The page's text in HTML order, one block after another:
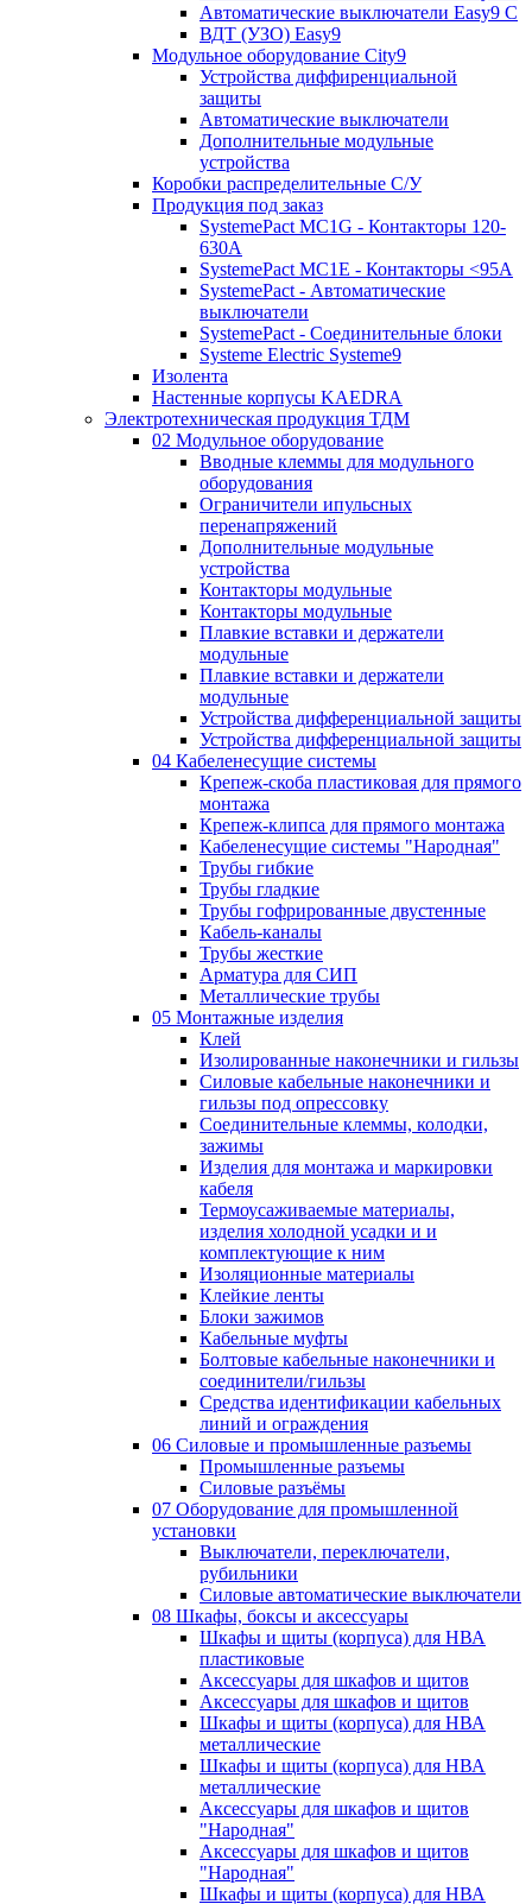
Автоматические выключатели Easy9 С
ВДТ (УЗО) Easy9
Модульное оборудование City9
Устройства диффиренциальной
защиты
Автоматические выключатели
Дополнительные модульные
устройства
Коробки распределительные C/У
Продукция под заказ
SystemePact MC1G - Контакторы 120-
630A
SystemePact MC1E - Контакторы <95A
SystemePact - Автоматические
выключатели
SystemePact - Соединительные блоки
Systeme Electric Systeme9
Изолента
Настенные корпусы KAEDRA
Электротехническая продукция ТДМ
02 Модульное оборудование
Вводные клеммы для модульного
оборудования
Ограничители ипульсных
перенапряжений
Дополнительные модульные
устройства
Контакторы модульные
Контакторы модульные
Плавкие вставки и держатели
модульные
Плавкие вставки и держатели
модульные
Устройства дифференциальной защиты
Устройства дифференциальной защиты
04 Кабеленесущие системы
Крепеж-скоба пластиковая для прямого
монтажа
Крепеж-клипса для прямого монтажа
Кабеленесущие системы "Народная"
Трубы гибкие
Трубы гладкие
Трубы гофрированные двустенные
Кабель-каналы
Трубы жесткие
Арматура для СИП
Металлические трубы
05 Монтажные изделия
Клей
Изолированные наконечники и гильзы
Силовые кабельные наконечники и
гильзы под опрессовку
Соединительные клеммы, колодки,
зажимы
Изделия для монтажа и маркировки
кабеля
Термоусаживаемые материалы,
изделия холодной усадки и и
комплектующие к ним
Изоляционные материалы
Клейкие ленты
Блоки зажимов
Кабельные муфты
Болтовые кабельные наконечники и
соединители/гильзы
Средства идентификации кабельных
линий и ограждения
06 Силовые и промышленные разъемы
Промышленные разъемы
Силовые разъёмы
07 Оборудование для промышленной
установки
Выключатели, переключатели,
рубильники
Силовые автоматические выключатели
08 Шкафы, боксы и аксессуары
Шкафы и щиты (корпуса) для НВА
пластиковые
Аксессуары для шкафов и щитов
Аксессуары для шкафов и щитов
Шкафы и щиты (корпуса) для НВА
металлические
Шкафы и щиты (корпуса) для НВА
металлические
Аксессуары для шкафов и щитов
"Народная"
Аксессуары для шкафов и щитов
"Народная"
Шкафы и щиты (корпуса) для НВА